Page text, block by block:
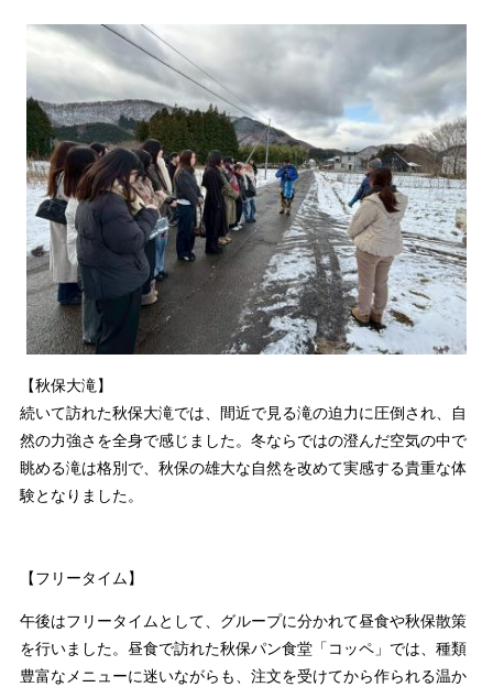
【秋保大滝】
続いて訪れた秋保大滝では、間近で見る滝の迫力に圧倒され、自
然の力強さを全身で感じました。冬ならではの澄んだ空気の中で
眺める滝は格別で、秋保の雄大な自然を改めて実感する貴重な体
験となりました。
【フリータイム】
午後はフリータイムとして、グループに分かれて昼食や秋保散策
を行いました。昼食で訪れた秋保パン食堂「コッペ」では、種類
豊富なメニューに迷いながらも、注文を受けてから作られる温か